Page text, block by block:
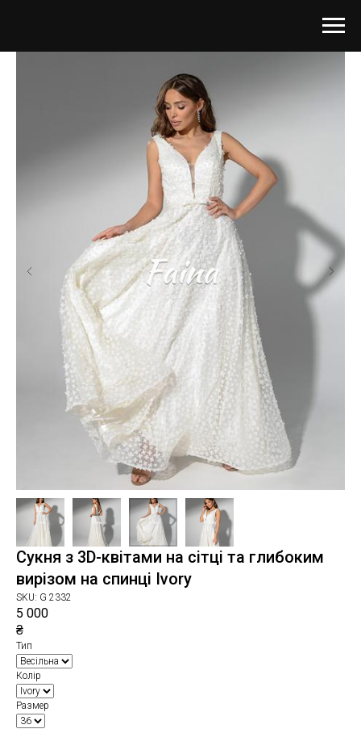
Сукня з 3D-квітами на сітці та глибоким
вирізом на спинці Ivory
SKU: G 2332
5 000
₴
Тип
Колір
Размер